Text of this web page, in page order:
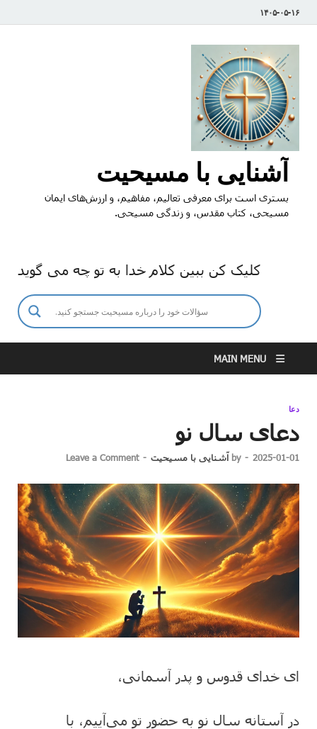
۱۴۰۵-۰۵-۱۶
آشنایی با مسیحیت
بستری است برای معرفی تعالیم، مفاهیم، و ارزش‌های ایمان
مسیحی، کتاب مقدس، و زندگی مسیحی.
کلیک کن ببین کلام خدا به تو چه می گوید
MAIN MENU
دعا
دعای سال نو
2025-01-01
-
by آشنایی با مسیحیت -
Leave a Comment
ای خدای قدوس و پدر آسمانی،
در آستانه سال نو به حضور تو می‌آییم، با